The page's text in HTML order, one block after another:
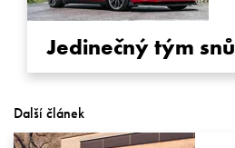
Jedinečný tým snů
Další článek